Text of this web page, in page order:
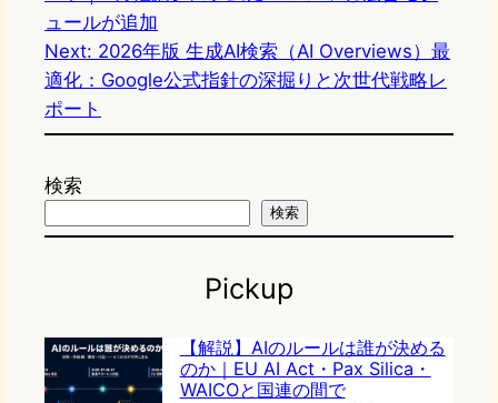
ュールが追加
Next: 2026年版 生成AI検索（AI Overviews）最
適化：Google公式指針の深掘りと次世代戦略レ
ポート
検索
検索
Pickup
【解説】AIのルールは誰が決める
のか｜EU AI Act・Pax Silica・
WAICOと国連の間で